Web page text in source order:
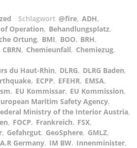
Schlagwort @fire, ADH,
of Operation, Behandlungsplatz,
Ortung, BMI, BOO, BRH,
CBRN, Chemieunfall, Chemiezug,
du Haut-Rhin, DLRG, DLRG Baden,
, ECPP, EFEHR, EMSA,
, EU Kommissar, EU Kommission,
Maritim Safety Agency,
Ministry of the Interior Austria,
, FOCP, Frankreich, FSX,
, Gefahrgut, GeoSphere, GMLZ,
Germany, IM BW, Innenminister,